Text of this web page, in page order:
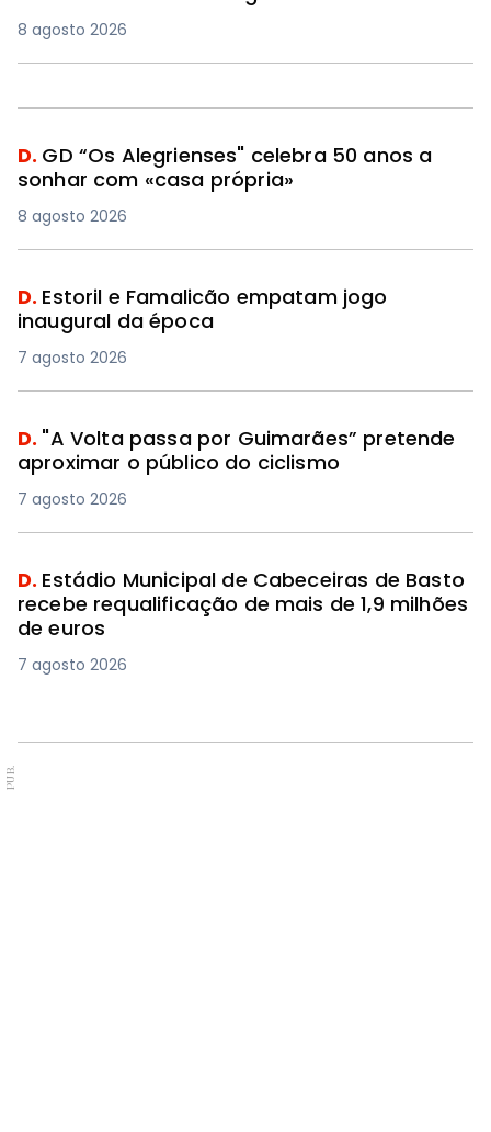
8 agosto 2026
D. GD “Os Alegrienses" celebra 50 anos a
sonhar com «casa própria»
8 agosto 2026
D. Estoril e Famalicão empatam jogo
inaugural da época
7 agosto 2026
D. "A Volta passa por Guimarães” pretende
aproximar o público do ciclismo
7 agosto 2026
D. Estádio Municipal de Cabeceiras de Basto
recebe requalificação de mais de 1,9 milhões
de euros
7 agosto 2026
PUB.